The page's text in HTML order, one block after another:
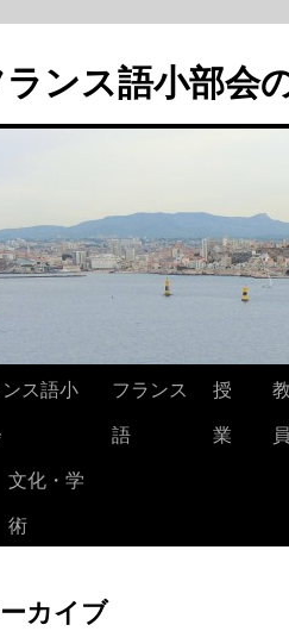
ンス語小部会
ス語小
フランス
語
授
業
文化・学
術
カイブ